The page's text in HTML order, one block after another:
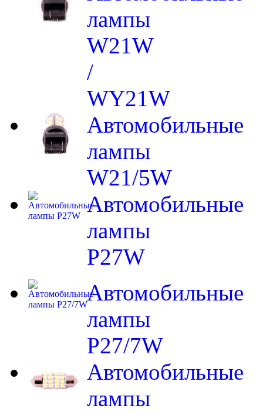
лампы
W21W
/
WY21W
Автомобильные
лампы
W21/5W
Автомобильные
лампы
P27W
Автомобильные
лампы
P27/7W
Автомобильные
лампы